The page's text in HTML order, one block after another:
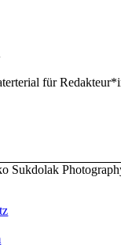
für
Sukdolak